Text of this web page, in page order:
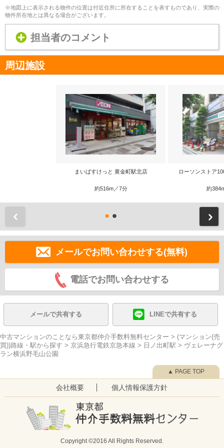
※地図上に表示される物件の位置は付近住所に所在することを表すものであり、実際の
物件所在地とは異なる場合がございます。
担当者のコメント
周辺施設
まいばすけっと 黄金町駅北店
約516m／7分
ローソンストア
約
メールでお問い合わせする(無料)
電話でお問い合わせする
メールで共有する LINEで共有する
中古マンションのことなら東京都仲介手数料無料センター > (マンション(売
買))路線・駅から探す > 京浜急行電鉄京急本線 > 日ノ出町駅 > ヴェレーナグ
ラン横浜野毛山公園
会社概要 個人情報保護方針
Copyright ©2016 All Rights Reserved.
▲ PAGE TOP